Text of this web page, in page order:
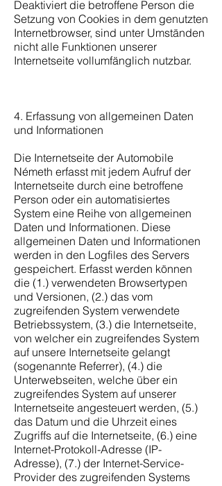
Deaktiviert die betroffene Person die
Setzung von Cookies in dem genutzten
Internetbrowser, sind unter Umständen
nicht alle Funktionen unserer
Internetseite vollumfänglich nutzbar.
4. Erfassung von allgemeinen Daten
und Informationen
Die Internetseite der Automobile
Németh erfasst mit jedem Aufruf der
Internetseite durch eine betroffene
Person oder ein automatisiertes
System eine Reihe von allgemeinen
Daten und Informationen. Diese
allgemeinen Daten und Informationen
werden in den Logfiles des Servers
gespeichert. Erfasst werden können
die (1.) verwendeten Browsertypen
und Versionen, (2.) das vom
zugreifenden System verwendete
Betriebssystem, (3.) die Internetseite,
von welcher ein zugreifendes System
auf unsere Internetseite gelangt
(sogenannte Referrer), (4.) die
Unterwebseiten, welche über ein
zugreifendes System auf unserer
Internetseite angesteuert werden, (5.)
das Datum und die Uhrzeit eines
Zugriffs auf die Internetseite, (6.) eine
Internet-Protokoll-Adresse (IP-
Adresse), (7.) der Internet-Service-
Provider des zugreifenden Systems